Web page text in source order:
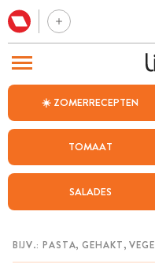
☀️ ZOMERRECEPTEN
TOMAAT
SALADES
BEZOEK ONZE ANDERE WEBSITES
WEEKMENU
CHAT MET MAIA
MIJN BEWAARDE RECEPTEN